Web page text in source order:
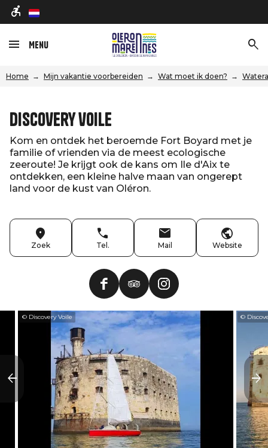
nl
Menu
Home Mijn vakantie voorbereiden Wat moet ik doen?
Discovery voile
Kom en ontdek het beroemde Fort Boyard met je
familie of vrienden via de meest ecologische
zeeroute! Je krijgt ook de kans om Ile d'Aix te
ontdekken, een kleine halve maan van ongerept
land voor de kust van Oléron.
Zoek Tel. Mail Website
© Discovery Voile ©